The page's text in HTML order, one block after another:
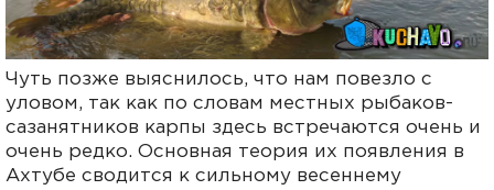
Чуть позже выяснилось, что нам повезло с
уловом, так как по словам местных рыбаков-
сазанятников карпы здесь встречаются очень и
очень редко. Основная теория их появления в
Ахтубе сводится к сильному весеннему